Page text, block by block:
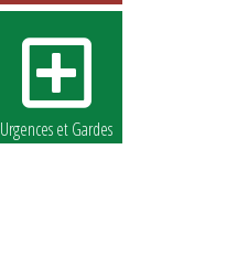
Urgences et Gardes